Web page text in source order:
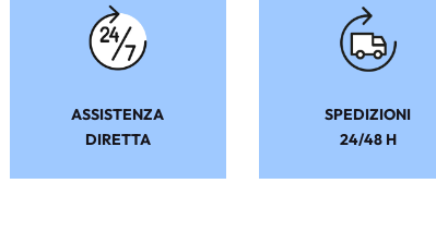
ASSISTENZA
DIRETTA
SPEDIZIONI
24/48 H